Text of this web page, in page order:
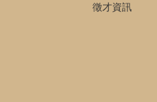
徵才資訊